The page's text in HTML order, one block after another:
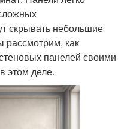
скрывать небольшие
рассмотрим, как
панелей своими
этом деле.